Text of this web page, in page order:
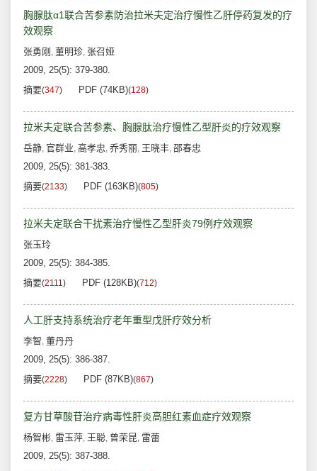
胸腺肽α1联合苦参素防治拉米夫定治疗慢性乙肝停药复发的疗
效观察
张勇刚 , 董明珍, 张召娅
2009, 25(5): 379-380.
摘要(347) PDF (74KB)(128)
拉米夫定联合苦参素、胸腺肽治疗慢性乙型肝炎的疗效观察
岳静, 官群业, 高孝忠, 乔秀丽, 王晓丰, 邵春忠
2009, 25(5): 381-383.
摘要(2133) PDF (163KB)(805)
拉米夫定联合干扰素治疗慢性乙型肝炎79例疗效观察
张玉玲
2009, 25(5): 384-385.
摘要(2111) PDF (128KB)(712)
人工肝支持系统治疗老年重型戊肝疗效分析
李智, 董丹丹
2009, 25(5): 386-387.
摘要(2228) PDF (87KB)(867)
复方甘草酸苷治疗病毒性肝炎高胆红素血症疗效观察
杨智彬, 雷玉萍, 王聪, 曾荣昆, 雷蕾
2009, 25(5): 387-388.